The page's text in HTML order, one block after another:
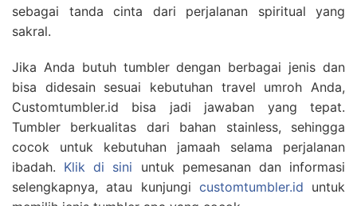
sebagai tanda cinta dari perjalanan spiritual yang
sakral.
Jika Anda butuh tumbler dengan berbagai jenis dan
bisa didesain sesuai kebutuhan travel umroh Anda,
Customtumbler.id bisa jadi jawaban yang tepat.
Tumbler berkualitas dari bahan stainless, sehingga
cocok untuk kebutuhan jamaah selama perjalanan
ibadah. Klik di sini untuk pemesanan dan informasi
selengkapnya, atau kunjungi customtumbler.id untuk